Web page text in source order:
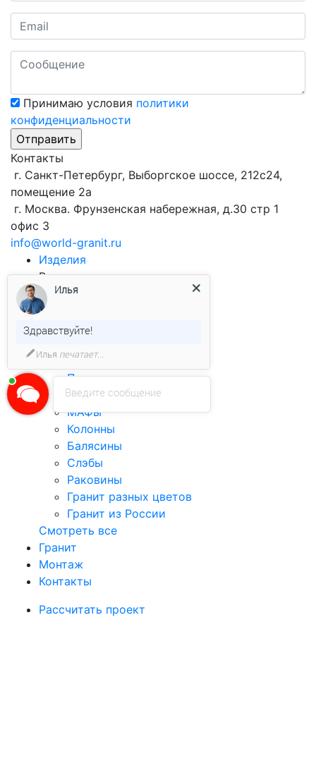
Принимаю условия политики
конфиденциальности
Контакты
г. Санкт-Петербург, Выборгское шоссе, 212с24,
помещение 2а
г. Москва. Фрунзенская набережная, д.30 стр 1
офис 3
info@world-granit.ru
Изделия
Виды продукциииз гранита
Брусчатка
Бортовой камень
Ступени
Подоконники
Лестницы
МАФы
Колонны
Балясины
Слэбы
Раковины
Гранит разных цветов
Гранит из России
Смотреть все
Гранит
Монтаж
Контакты
Рассчитать проект
Введите сообщение
Илья
Здравствуйте!
Илья печатает...